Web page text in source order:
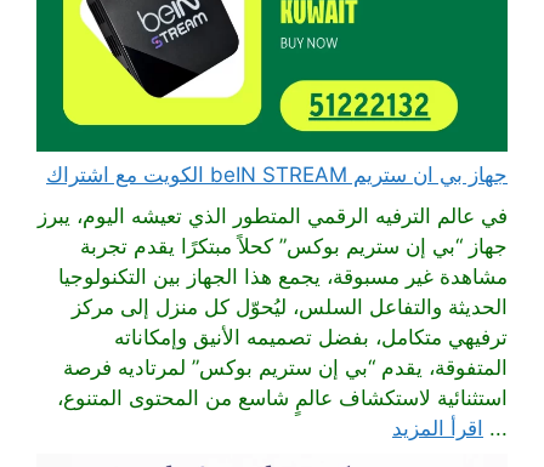
جهاز بي ان ستريم beIN STREAM الكويت مع اشتراك
في عالم الترفيه الرقمي المتطور الذي تعيشه اليوم، يبرز
جهاز “بي إن ستريم بوكس” كحلاً مبتكرًا يقدم تجربة
مشاهدة غير مسبوقة، يجمع هذا الجهاز بين التكنولوجيا
الحديثة والتفاعل السلس، ليُحوّل كل منزل إلى مركز
ترفيهي متكامل، بفضل تصميمه الأنيق وإمكاناته
المتفوقة، يقدم “بي إن ستريم بوكس” لمرتاديه فرصة
استثنائية لاستكشاف عالمٍ شاسع من المحتوى المتنوع،
... اقرأ المزيد